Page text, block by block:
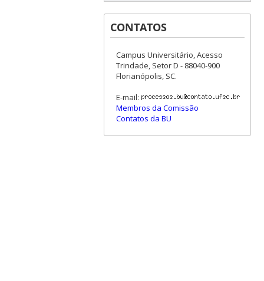
CONTATOS
Campus Universitário, Acesso
Trindade, Setor D - 88040-900
Florianópolis, SC.
E-mail:
Membros da Comissão
Contatos da BU